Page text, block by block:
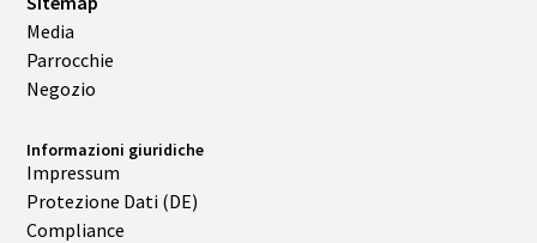
Media
Parrocchie
Negozio
Informazioni giuridiche
Impressum
Protezione Dati (DE)
Compliance